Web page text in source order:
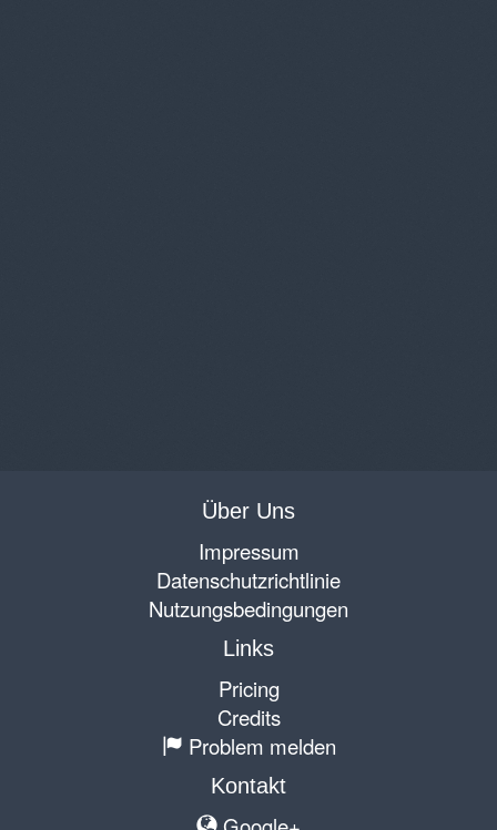
Über Uns
Impressum
Datenschutzrichtlinie
Nutzungsbedingungen
Links
Pricing
Credits
Problem melden
Kontakt